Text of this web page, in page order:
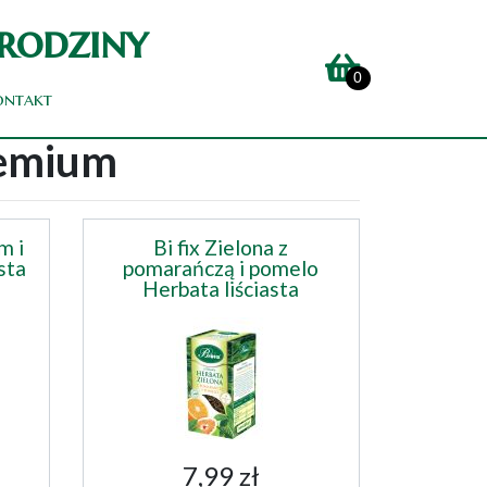
0
i
Bi fix Zielona z
pomarańczą i pomelo
Herbata liściasta
7,99 zł